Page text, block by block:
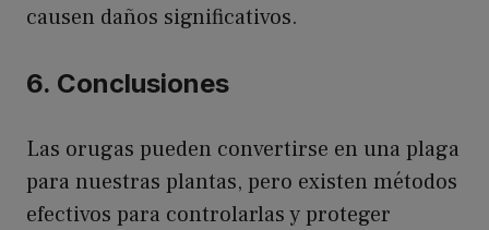
causen daños significativos.
6. Conclusiones
Las orugas pueden convertirse en una plaga
para nuestras plantas, pero existen métodos
efectivos para controlarlas y proteger